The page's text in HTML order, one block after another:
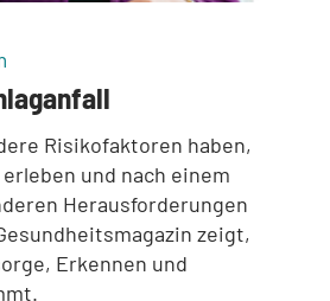
Risikofaktoren haben,
und nach einem
Herausforderungen
zeigt,
Erkennen und